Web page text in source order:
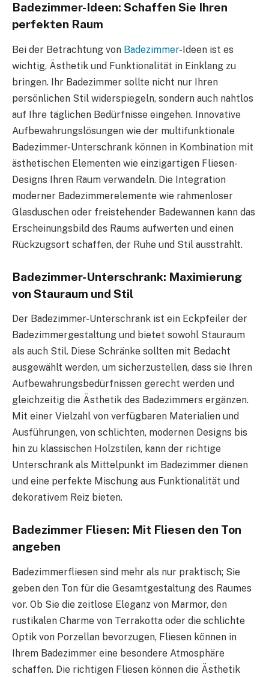
Badezimmer-Ideen: Schaffen Sie Ihren
perfekten Raum
Bei der Betrachtung von Badezimmer-Ideen ist es
wichtig, Ästhetik und Funktionalität in Einklang zu
bringen. Ihr Badezimmer sollte nicht nur Ihren
persönlichen Stil widerspiegeln, sondern auch nahtlos
auf Ihre täglichen Bedürfnisse eingehen. Innovative
Aufbewahrungslösungen wie der multifunktionale
Badezimmer-Unterschrank können in Kombination mit
ästhetischen Elementen wie einzigartigen Fliesen-
Designs Ihren Raum verwandeln. Die Integration
moderner Badezimmerelemente wie rahmenloser
Glasduschen oder freistehender Badewannen kann das
Erscheinungsbild des Raums aufwerten und einen
Rückzugsort schaffen, der Ruhe und Stil ausstrahlt.
Badezimmer-Unterschrank: Maximierung
von Stauraum und Stil
Der Badezimmer-Unterschrank ist ein Eckpfeiler der
Badezimmergestaltung und bietet sowohl Stauraum
als auch Stil. Diese Schränke sollten mit Bedacht
ausgewählt werden, um sicherzustellen, dass sie Ihren
Aufbewahrungsbedürfnissen gerecht werden und
gleichzeitig die Ästhetik des Badezimmers ergänzen.
Mit einer Vielzahl von verfügbaren Materialien und
Ausführungen, von schlichten, modernen Designs bis
hin zu klassischen Holzstilen, kann der richtige
Unterschrank als Mittelpunkt im Badezimmer dienen
und eine perfekte Mischung aus Funktionalität und
dekorativem Reiz bieten.
Badezimmer Fliesen: Mit Fliesen den Ton
angeben
Badezimmerfliesen sind mehr als nur praktisch; Sie
geben den Ton für die Gesamtgestaltung des Raumes
vor. Ob Sie die zeitlose Eleganz von Marmor, den
rustikalen Charme von Terrakotta oder die schlichte
Optik von Porzellan bevorzugen, Fliesen können in
Ihrem Badezimmer eine besondere Atmosphäre
schaffen. Die richtigen Fliesen können die Ästhetik